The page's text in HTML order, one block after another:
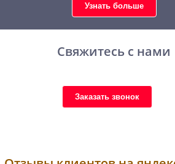
Узнать больше
Свяжитесь с нами
Заказать звонок